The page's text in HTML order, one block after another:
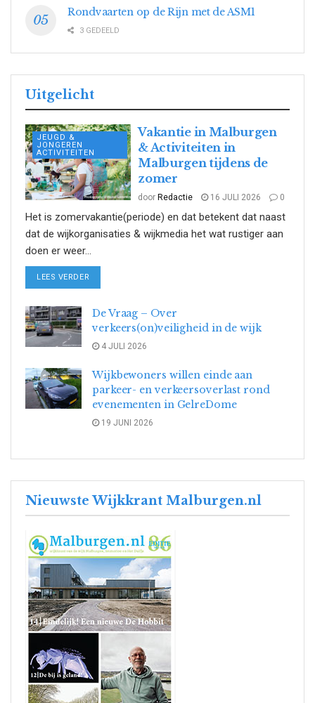
Rondvaarten op de Rijn met de ASM1
3 GEDEELD
Uitgelicht
JEUGD &
JONGEREN
ACTIVITEITEN
Vakantie in Malburgen
& Activiteiten in
Malburgen tijdens de
zomer
door Redactie 16 JULI 2026 0
Het is zomervakantie(periode) en dat betekent dat naast
dat de wijkorganisaties & wijkmedia het wat rustiger aan
doen er weer...
LEES VERDER
De Vraag – Over
verkeers(on)veiligheid in de wijk
4 JULI 2026
Wijkbewoners willen einde aan
parkeer- en verkeersoverlast rond
evenementen in GelreDome
19 JUNI 2026
Nieuwste Wijkkrant Malburgen.nl